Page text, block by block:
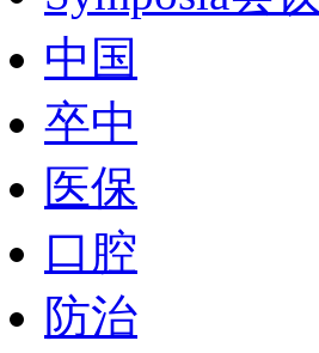
中国
卒中
医保
口腔
防治